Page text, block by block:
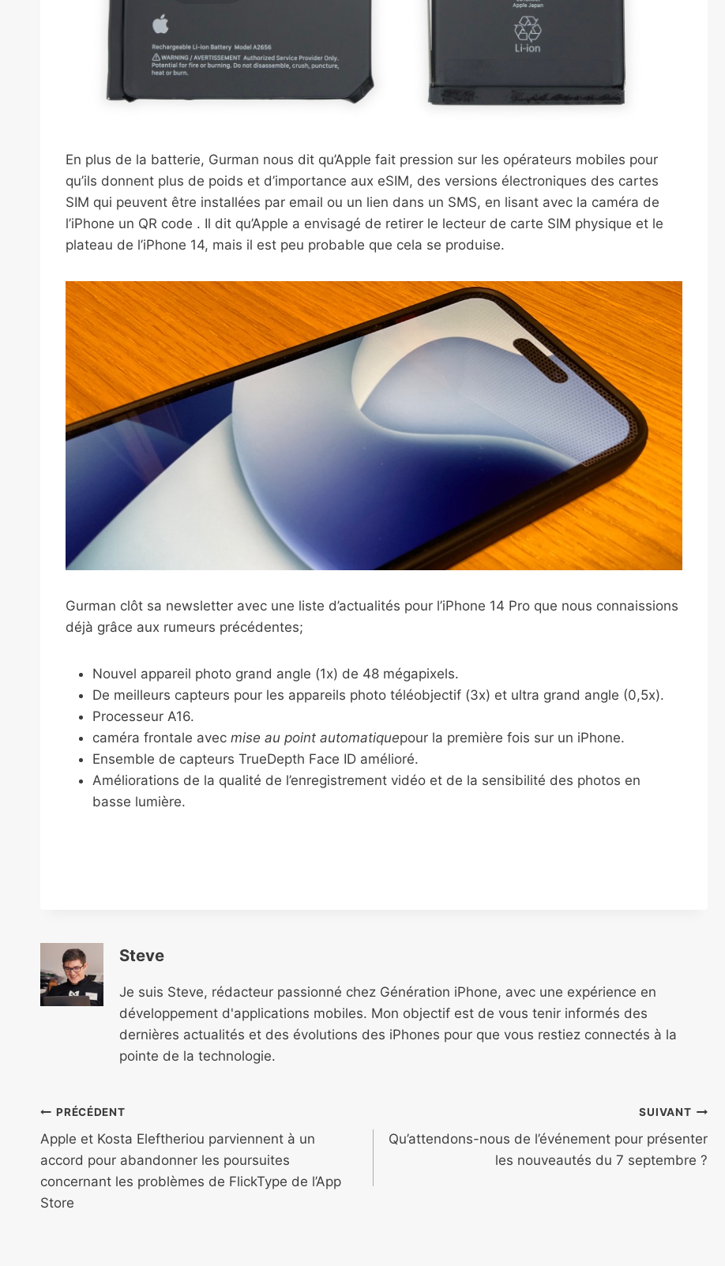
En plus de la batterie, Gurman nous dit qu’Apple fait pression sur les opérateurs mobiles pour
qu’ils donnent plus de poids et d’importance aux eSIM, des versions électroniques des cartes
SIM qui peuvent être installées par email ou un lien dans un SMS, en lisant avec la caméra de
l’iPhone un QR code . Il dit qu’Apple a envisagé de retirer le lecteur de carte SIM physique et le
plateau de l’iPhone 14, mais il est peu probable que cela se produise.
Gurman clôt sa newsletter avec une liste d’actualités pour l’iPhone 14 Pro que nous connaissions
déjà grâce aux rumeurs précédentes;
Nouvel appareil photo grand angle (1x) de 48 mégapixels.
De meilleurs capteurs pour les appareils photo téléobjectif (3x) et ultra grand angle (0,5x).
Processeur A16.
caméra frontale avec mise au point automatiquepour la première fois sur un iPhone.
Ensemble de capteurs TrueDepth Face ID amélioré.
Améliorations de la qualité de l’enregistrement vidéo et de la sensibilité des photos en
basse lumière.
Steve
Je suis Steve, rédacteur passionné chez Génération iPhone, avec une expérience en
développement d'applications mobiles. Mon objectif est de vous tenir informés des
dernières actualités et des évolutions des iPhones pour que vous restiez connectés à la
pointe de la technologie.
Navigation
de
l’article
PRÉCÉDENT
Apple et Kosta Eleftheriou parviennent à un
accord pour abandonner les poursuites
concernant les problèmes de FlickType de l’App
Store
SUIVANT
Qu’attendons-nous de l’événement pour présenter
les nouveautés du 7 septembre ?